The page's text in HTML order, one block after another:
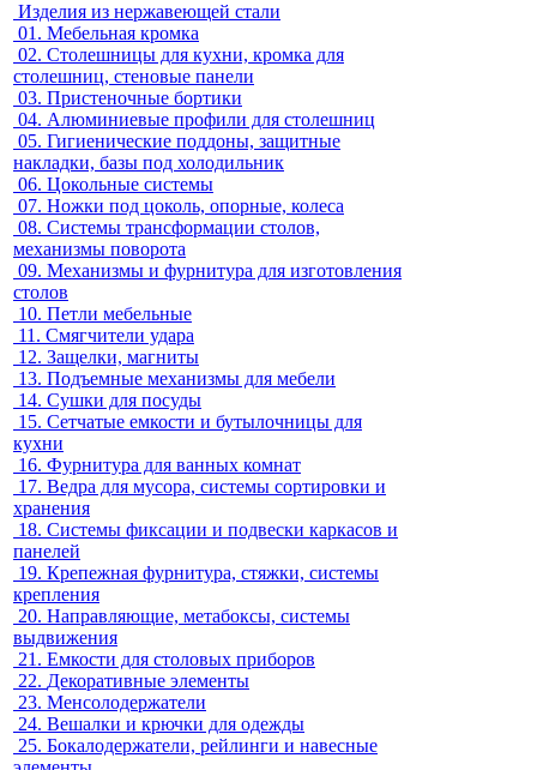
Изделия из нержавеющей стали
01. Мебельная кромка
02. Столешницы для кухни, кромка для
столешниц, стеновые панели
03. Пристеночные бортики
04. Алюминиевые профили для столешниц
05. Гигиенические поддоны, защитные
накладки, базы под холодильник
06. Цокольные системы
07. Ножки под цоколь, опорные, колеса
08. Системы трансформации столов,
механизмы поворота
09. Механизмы и фурнитура для изготовления
столов
10. Петли мебельные
11. Смягчители удара
12. Защелки, магниты
13. Подъемные механизмы для мебели
14. Сушки для посуды
15. Сетчатые емкости и бутылочницы для
кухни
16. Фурнитура для ванных комнат
17. Ведра для мусора, системы сортировки и
хранения
18. Системы фиксации и подвески каркасов и
панелей
19. Крепежная фурнитура, стяжки, системы
крепления
20. Направляющие, метабоксы, системы
выдвижения
21. Емкости для столовых приборов
22. Декоративные элементы
23. Менсолодержатели
24. Вешалки и крючки для одежды
25. Бокалодержатели, рейлинги и навесные